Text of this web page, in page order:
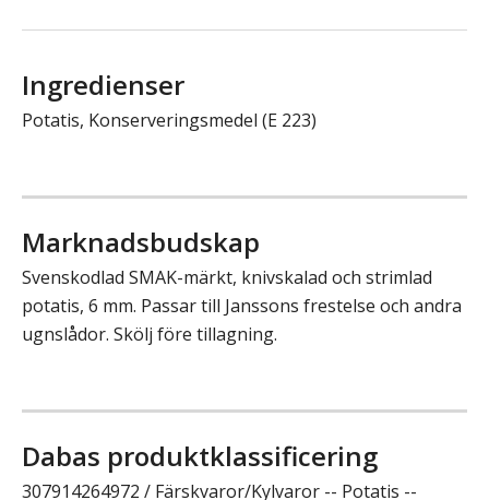
Ingredienser
Potatis, Konserveringsmedel (E 223)
Marknadsbudskap
Svenskodlad SMAK-märkt, knivskalad och strimlad
potatis, 6 mm. Passar till Janssons frestelse och andra
ugnslådor. Skölj före tillagning.
Dabas produktklassificering
307914264972 / Färskvaror/Kylvaror -- Potatis --